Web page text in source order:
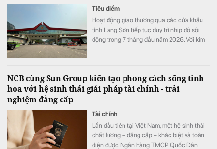
Tiêu điểm
Hoạt động giao thương qua các cửa khẩu
tỉnh Lạng Sơn tiếp tục duy trì nhịp độ sôi
động trong 7 tháng đầu năm 2026. Với kim
NCB cùng Sun Group kiến tạo phong cách sống tinh
hoa với hệ sinh thái giải pháp tài chính - trải
nghiệm đẳng cấp
Tài chính
Lần đầu tiên tại Việt Nam, một hệ sinh thái
chất lượng – đẳng cấp – khác biệt và toàn
diện được Ngân hàng TMCP Quốc Dân